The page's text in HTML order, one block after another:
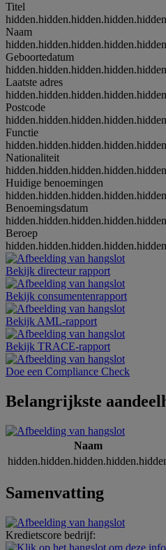
Titel
hidden.hidden.hidden.hidden.hidden
Naam
hidden.hidden.hidden.hidden.hidden
Geboortedatum
hidden.hidden.hidden.hidden.hidden
Laatste adres
hidden.hidden.hidden.hidden.hidden
Postcode
hidden.hidden.hidden.hidden.hidden
Functie
hidden.hidden.hidden.hidden.hidden
Nationaliteit
hidden.hidden.hidden.hidden.hidden
Huidige benoemingen
hidden.hidden.hidden.hidden.hidden
Benoemingsdatum
hidden.hidden.hidden.hidden.hidden
Beroep
hidden.hidden.hidden.hidden.hidden
Bekijk directeur rapport
Bekijk consumentenrapport
Bekijk AML-rapport
Bekijk TRACE-rapport
Doe een Compliance Check
Belangrijkste
Naam
Samenvatting
Kredietscore bedrijf: